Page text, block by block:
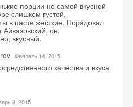
порции не самой вкусной
слишком густой,
в пасте жесткие. Порадовал
Айвазовский, он,
вкусный.
Февраль 14, 2015
качества и вкуса
8, 2015